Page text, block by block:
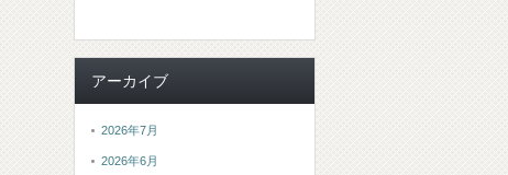
アーカイブ
2026年7月
2026年6月